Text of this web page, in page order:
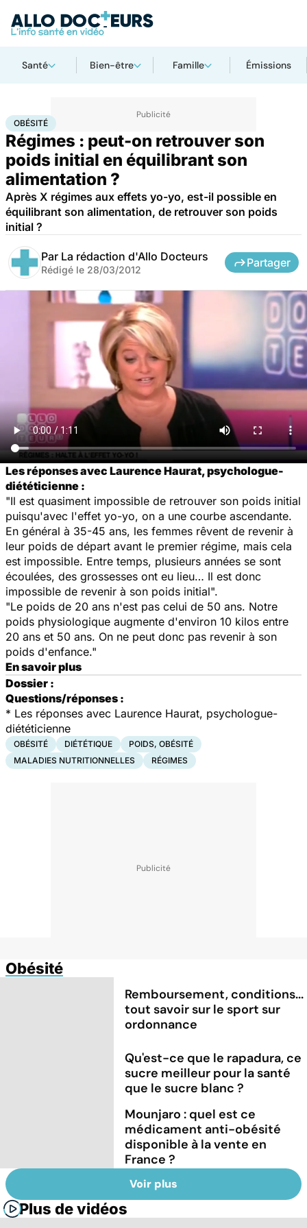
Santé Bien-être Famille Émissions
AccueilSanté
OBÉSITÉ
Régimes : peut-on retrouver son
poids initial en équilibrant son
alimentation ?
Après X régimes aux effets yo-yo, est-il possible en
équilibrant son alimentation, de retrouver son poids
initial ?
Par La rédaction d'Allo Docteurs
Rédigé le 28/03/2012
Partager
Les réponses avec Laurence Haurat, psychologue-
diététicienne :
"Il est quasiment impossible de retrouver son poids initial
puisqu'avec l'effet yo-yo, on a une courbe ascendante.
En général à 35-45 ans, les femmes rêvent de revenir à
leur poids de départ avant le premier régime, mais cela
est impossible. Entre temps, plusieurs années se sont
écoulées, des grossesses ont eu lieu… Il est donc
impossible de revenir à son poids initial".
"Le poids de 20 ans n'est pas celui de 50 ans. Notre
poids physiologique augmente d'environ 10 kilos entre
20 ans et 50 ans. On ne peut donc pas revenir à son
poids d'enfance."
En savoir plus
Dossier :
Questions/réponses :
* Les réponses avec Laurence Haurat, psychologue-
diététicienne
OBÉSITÉ DIÉTÉTIQUE
POIDS, OBÉSITÉ
MALADIES NUTRITIONNELLES
RÉGIMES
Obésité
Remboursement, conditions...
tout savoir sur le sport sur
ordonnance
Qu'est-ce que le rapadura, ce
sucre meilleur pour la santé
que le sucre blanc ?
Mounjaro : quel est ce
médicament anti-obésité
disponible à la vente en
France ?
Voir plus
Plus de vidéos